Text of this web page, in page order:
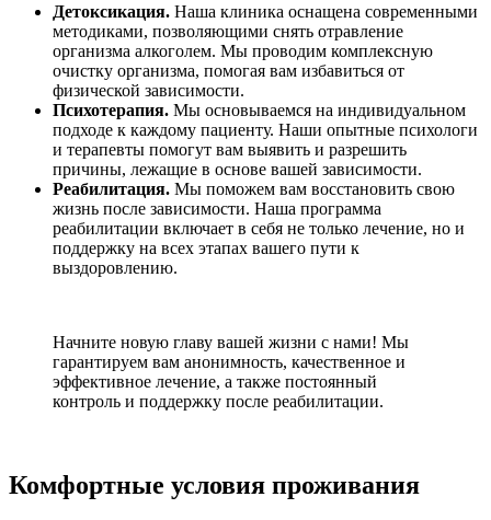
Детоксикация. Наша клиника оснащена современными
методиками, позволяющими снять отравление
организма алкоголем. Мы проводим комплексную
очистку организма, помогая вам избавиться от
физической зависимости.
Психотерапия. Мы основываемся на индивидуальном
подходе к каждому пациенту. Наши опытные психологи
и терапевты помогут вам выявить и разрешить
причины, лежащие в основе вашей зависимости.
Реабилитация. Мы поможем вам восстановить свою
жизнь после зависимости. Наша программа
реабилитации включает в себя не только лечение, но и
поддержку на всех этапах вашего пути к
выздоровлению.
Начните новую главу вашей жизни с нами! Мы
гарантируем вам анонимность, качественное и
эффективное лечение, а также постоянный
контроль и поддержку после реабилитации.
Комфортные условия проживания